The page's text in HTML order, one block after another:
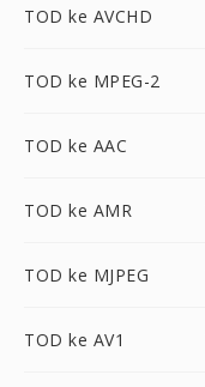
TOD ke AVCHD
TOD ke MPEG-2
TOD ke AAC
TOD ke AMR
TOD ke MJPEG
TOD ke AV1